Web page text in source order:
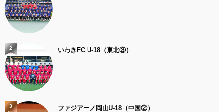
いわきFC U-18（東北③）
2
ファジアーノ岡山U-18（中国②）
3